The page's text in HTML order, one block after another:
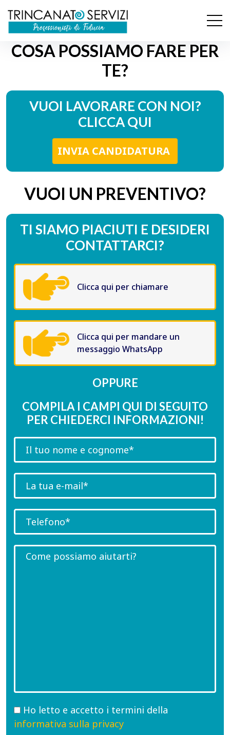
COSA POSSIAMO FARE PER
TE?
VUOI LAVORARE CON NOI?
CLICCA QUI
INVIA CANDIDATURA
VUOI UN PREVENTIVO?
TI SIAMO PIACIUTI E DESIDERI
CONTATTARCI?
Clicca qui per chiamare
Clicca qui per mandare un
messaggio WhatsApp
OPPURE
COMPILA I CAMPI QUI DI SEGUITO
PER CHIEDERCI INFORMAZIONI!
Ho letto e accetto i termini della
informativa sulla privacy